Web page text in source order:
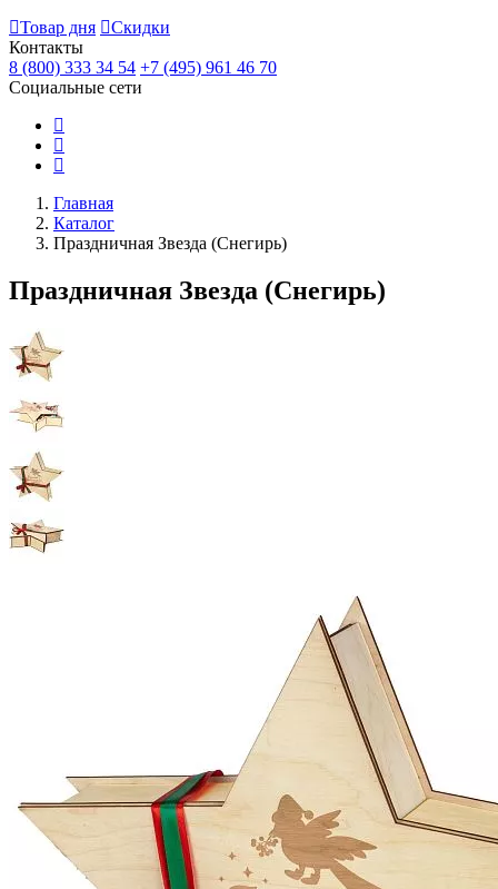
Товар дня
Скидки
Контакты
8 (800) 333 34 54 +7 (495) 961 46 70
Социальные сети
Главная
Каталог
Праздничная Звезда (Снегирь)
Праздничная Звезда (Снегирь)